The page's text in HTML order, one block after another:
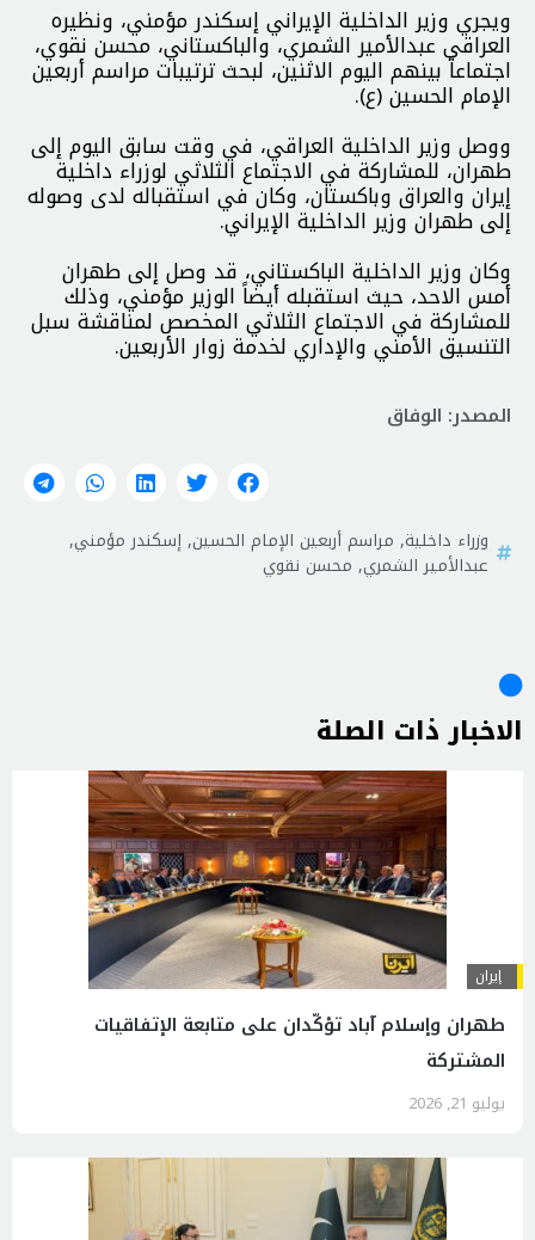
ويجري وزير الداخلية الإيراني إسكندر مؤمني، ونظيره
العراقي عبدالأمير الشمري، والباكستاني، محسن نقوي،
اجتماعاً بينهم اليوم الاثنين، لبحث ترتيبات مراسم أربعين
الإمام الحسين (ع).
ووصل وزير الداخلية العراقي، في وقت سابق اليوم إلى
طهران، للمشاركة في الاجتماع الثلاثي لوزراء داخلية
إيران والعراق وباكستان، وكان في استقباله لدى وصوله
إلى طهران وزير الداخلية الإيراني.
وكان وزير الداخلية الباكستاني، قد وصل إلى طهران
أمس الاحد، حيث استقبله أيضاً الوزير مؤمني، وذلك
للمشاركة في الاجتماع الثلاثي المخصص لمناقشة سبل
التنسيق الأمني والإداري لخدمة زوار الأربعين.
المصدر: الوفاق
وزراء داخلية, مراسم أربعين الإمام الحسين,إسكندر مؤمني,
عبدالأمير الشمري, محسن نقوي
الاخبار ذات الصلة
إيران
طهران وإسلام آباد تؤكّدان على متابعة الإتفاقيات
المشتركة
يوليو 21, 2026